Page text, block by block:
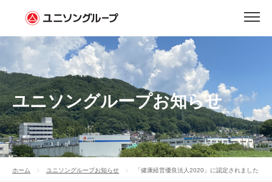
ユニソングループお知らせ
ホーム ユニソングループお知らせ 「健康経営優良法人2020」に認定されました